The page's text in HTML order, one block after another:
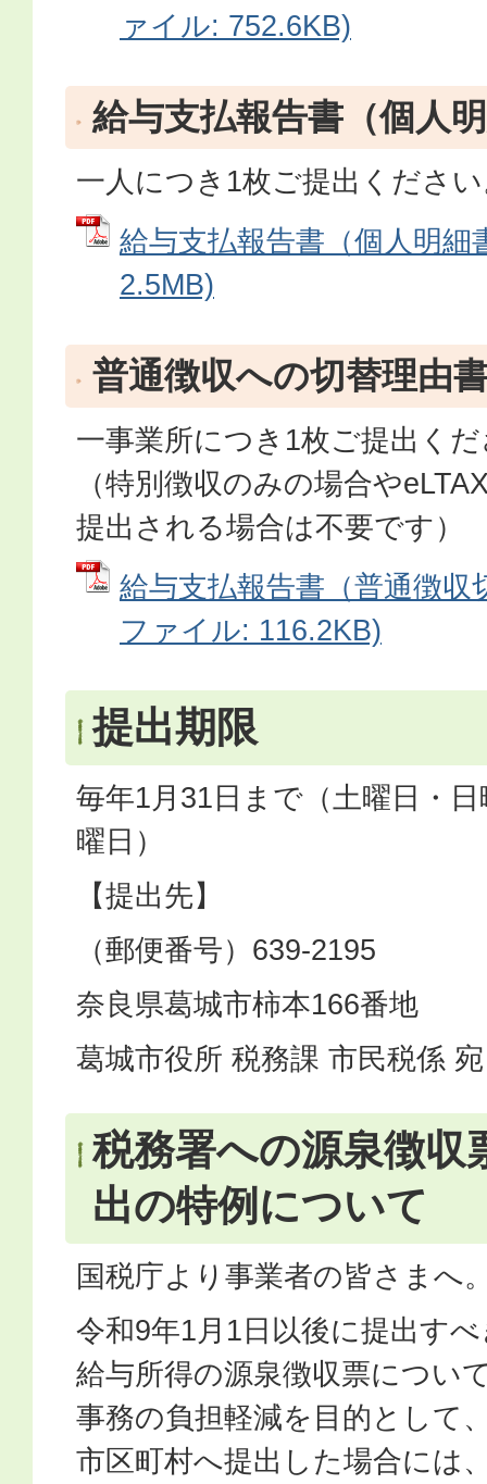
ァイル: 752.6KB)
給与支払報告書（個人
一人につき1枚ご提出くださ
給与支払報告書（個人明
2.5MB)
普通徴収への切替理由
一事業所につき1枚ご提出く
（特別徴収のみの場合や
提出される場合は不要です）
給与支払報告書（普通徴収
ファイル: 116.2KB)
提出期限
毎年1月31日まで（土曜日・
曜日）
【提出先】
（郵便番号）639-2195
奈良県葛城市柿本166番地
葛城市役所 税務課 市民税係 宛
税務署への源泉徴収
出の特例について
国税庁より事業者の皆さまへ
令和9年1月1日以後に提出す
給与所得の源泉徴収票につい
事務の負担軽減を目的として
市区町村へ提出した場合には